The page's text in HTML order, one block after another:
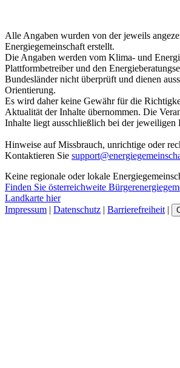
Alle Angaben wurden von der jeweils
Energiegemeinschaft erstellt.
Die Angaben werden vom Klima- und
Plattformbetreiber und den
Bundesländer nicht überprüft und dienen
Orientierung.
Es wird daher keine Gewähr für die
Aktualität der Inhalte übernommen. Die
Inhalte liegt ausschließlich bei der jeweiligen
Hinweise auf Missbrauch, unrichtige oder
Kontaktieren Sie
Keine regionale oder lokale
Finden Sie österreichweite
Landkarte hier
Impressum | Datenschutz | Barrierefreiheit |